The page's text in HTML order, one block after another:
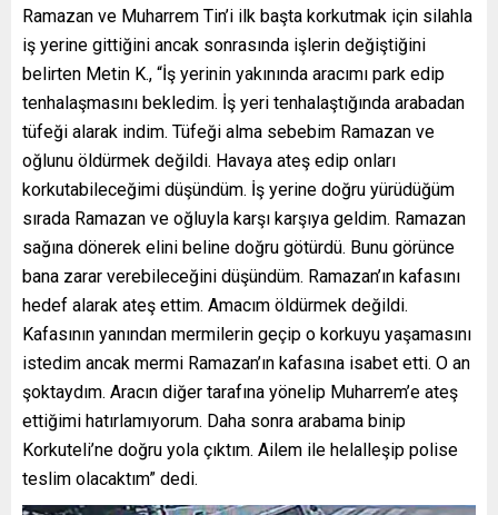
Ramazan ve Muharrem Tin’i ilk başta korkutmak için silahla
iş yerine gittiğini ancak sonrasında işlerin değiştiğini
belirten Metin K., “İş yerinin yakınında aracımı park edip
tenhalaşmasını bekledim. İş yeri tenhalaştığında arabadan
tüfeği alarak indim. Tüfeği alma sebebim Ramazan ve
oğlunu öldürmek değildi. Havaya ateş edip onları
korkutabileceğimi düşündüm. İş yerine doğru yürüdüğüm
sırada Ramazan ve oğluyla karşı karşıya geldim. Ramazan
sağına dönerek elini beline doğru götürdü. Bunu görünce
bana zarar verebileceğini düşündüm. Ramazan’ın kafasını
hedef alarak ateş ettim. Amacım öldürmek değildi.
Kafasının yanından mermilerin geçip o korkuyu yaşamasını
istedim ancak mermi Ramazan’ın kafasına isabet etti. O an
şoktaydım. Aracın diğer tarafına yönelip Muharrem’e ateş
ettiğimi hatırlamıyorum. Daha sonra arabama binip
Korkuteli’ne doğru yola çıktım. Ailem ile helalleşip polise
teslim olacaktım” dedi.